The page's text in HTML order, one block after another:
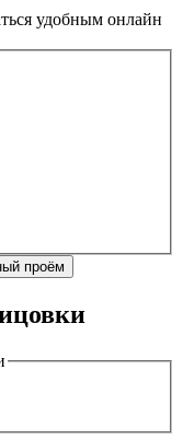
удобным онлайн
проём